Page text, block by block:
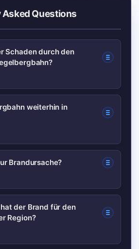
Questions
Schaden durch den
wird derzeit auf
Betrag geschätzt,
und Versicherer noch
weiterhin in
nach dem Brand
erfolgen nach
und Reparaturen.
Brandursache?
sind für die
der Brand für den
Region?